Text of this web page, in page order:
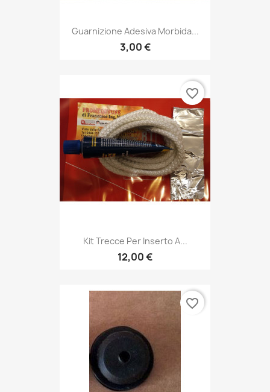
Guarnizione Adesiva Morbida...
3,00 €
Kit Trecce Per Inserto A...
12,00 €
favorite_border
favorite_border